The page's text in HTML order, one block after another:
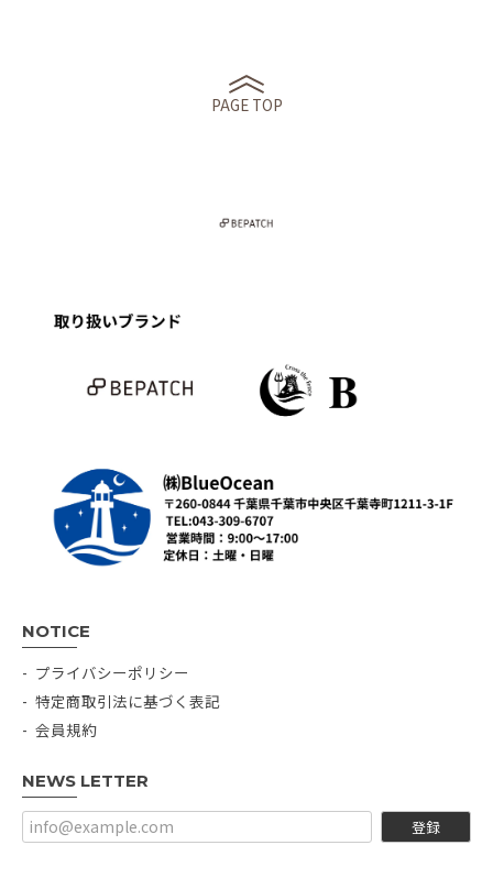
PAGE TOP
NOTICE
プライバシーポリシー
特定商取引法に基づく表記
会員規約
NEWS LETTER
登録